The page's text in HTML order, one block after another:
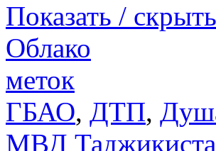
Показать /
Облако
меток
ГБАО, ДТП,
МВД